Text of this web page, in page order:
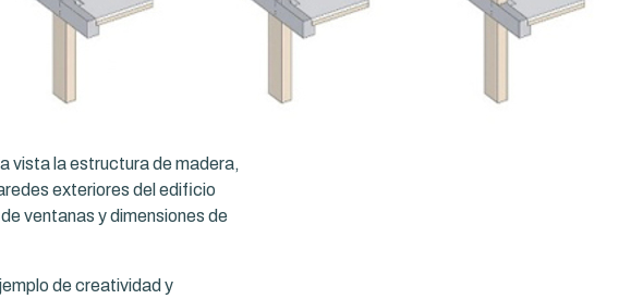
vista la estructura de madera,
exteriores del edificio
ventanas y dimensiones de
de creatividad y